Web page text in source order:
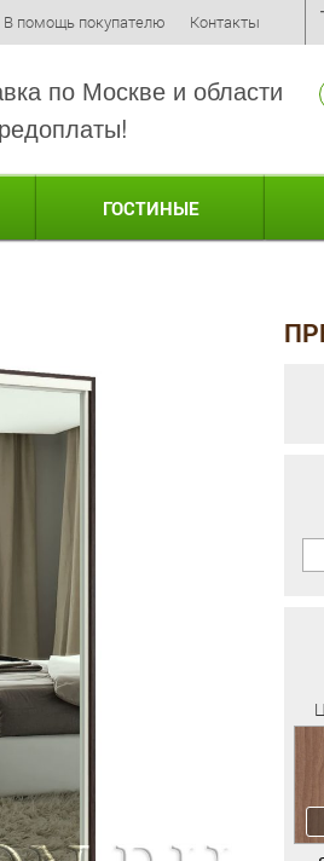
В помощь покупателю Контакты
по Москве и области
ГОСТИНЫЕ